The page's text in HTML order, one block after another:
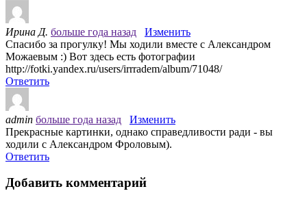
Ирина Д. больше года назад
Изменить
Спасибо за прогулку! Мы ходили вместе с Александром
Можаевым :) Вот здесь есть фотографии
http://fotki.yandex.ru/users/irrradem/album/71048/
Ответить
admin больше года назад
Изменить
Прекрасные картинки, однако справедливости ради - вы
ходили с Александром Фроловым).
Ответить
Добавить комментарий